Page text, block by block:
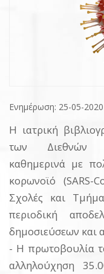
Ενημέρωση: 25-05-2020
Η ιατρική
των Διεθνών
καθημερινά με
κορωνοϊό (SARS-
Σχολές και
περιοδική
δημοσιεύσεων και
- Η πρωτοβουλία
αλληλούχηση